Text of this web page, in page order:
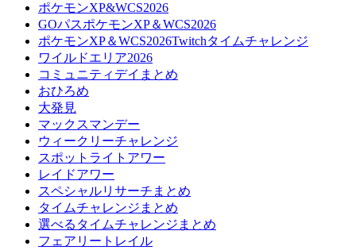
ポケモンXP&WCS2026
GOパスポケモンXP＆WCS2026
ポケモンXP＆WCS2026Twitchタイムチャレンジ
ワイルドエリア2026
コミュニティデイまとめ
おひろめ
大発見
マックスマンデー
ウィークリーチャレンジ
スポットライトアワー
レイドアワー
スペシャルリサーチまとめ
タイムチャレンジまとめ
選べるタイムチャレンジまとめ
フェアリートレイル